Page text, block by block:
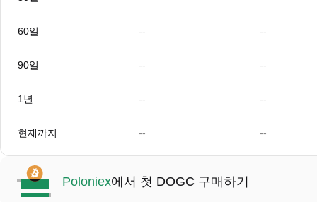
60일 -- --
90일 -- --
1년 -- --
현재까지 -- --
Poloniex에서 첫 DOGC 구매하기